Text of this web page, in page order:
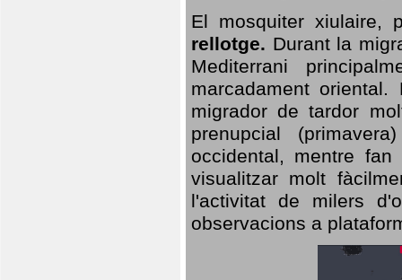
El mosquiter xiulaire,
rellotge. Durant la
Mediterrani
marcadament
migrador de tardor
prenupcial
occidental, mentre
visualitzar molt
l'activitat de milers
observacions a